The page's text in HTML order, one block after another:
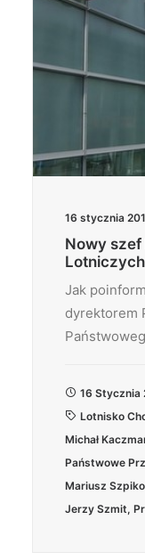
16 stycznia
Nowy
Jak
dyrektorem
16 Stycznia
Lotnisko
Michał
Państwowe
Mariusz
Jerzy Szmit,